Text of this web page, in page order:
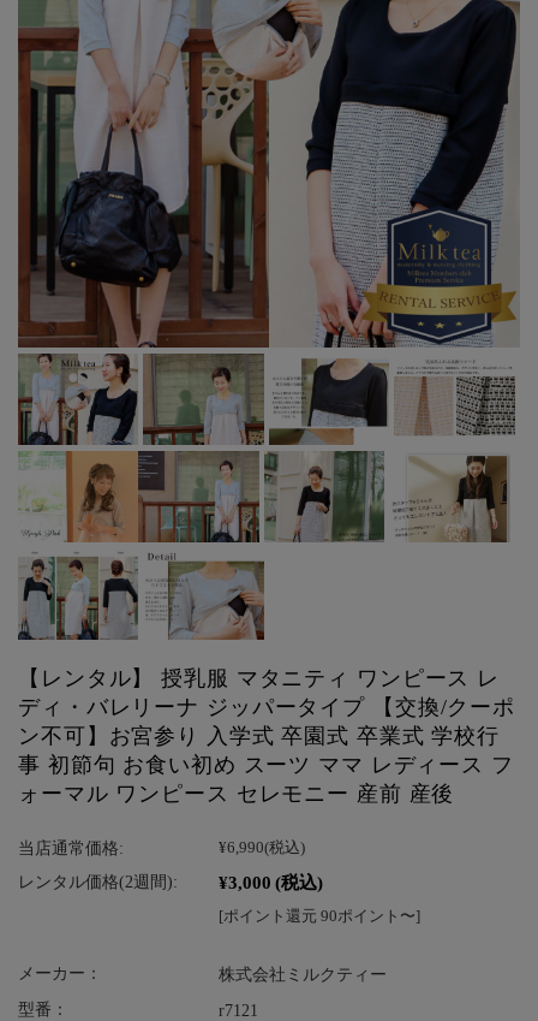
【レンタル】 授乳服 マタニティ ワンピース レ
ディ・バレリーナ ジッパータイプ 【交換/クーポ
ン不可】お宮参り 入学式 卒園式 卒業式 学校行
事 初節句 お食い初め スーツ ママ レディース フ
ォーマル ワンピース セレモニー 産前 産後
当店通常価格: ¥6,990(税込)
レンタル価格(2週間): ¥3,000 (税込)
[ポイント還元 90ポイント〜]
メーカー：
株式会社ミルクティー
型番：
r7121